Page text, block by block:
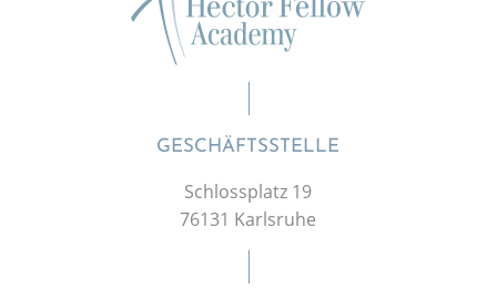
GESCHÄFTSSTELLE
Schlossplatz 19
76131 Karlsruhe